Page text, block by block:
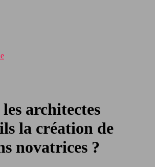
architectes
la création de
novatrices ?